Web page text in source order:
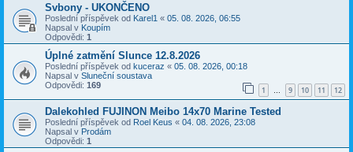
Svbony - UKONČENO
Poslední příspěvek od Karel1 « 05. 08. 2026, 06:55
Napsal v Koupím
Odpovědi: 1
Úplné zatmění Slunce 12.8.2026
Poslední příspěvek od kuceraz « 05. 08. 2026, 00:18
Napsal v Sluneční soustava
Odpovědi: 169 1 … 9 10 11 12
Dalekohled FUJINON Meibo 14x70 Marine Tested
Poslední příspěvek od Roel Keus « 04. 08. 2026, 23:08
Napsal v Prodám
Odpovědi: 1